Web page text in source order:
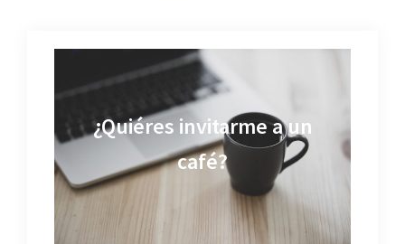
¿Quiéres invitarme a un
café?